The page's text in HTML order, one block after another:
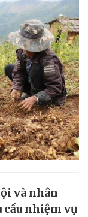
và nhân
cầu nhiệm vụ